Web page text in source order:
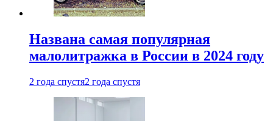
Названа самая популярная
малолитражка в России в 2024 году
2 года спустя2 года спустя